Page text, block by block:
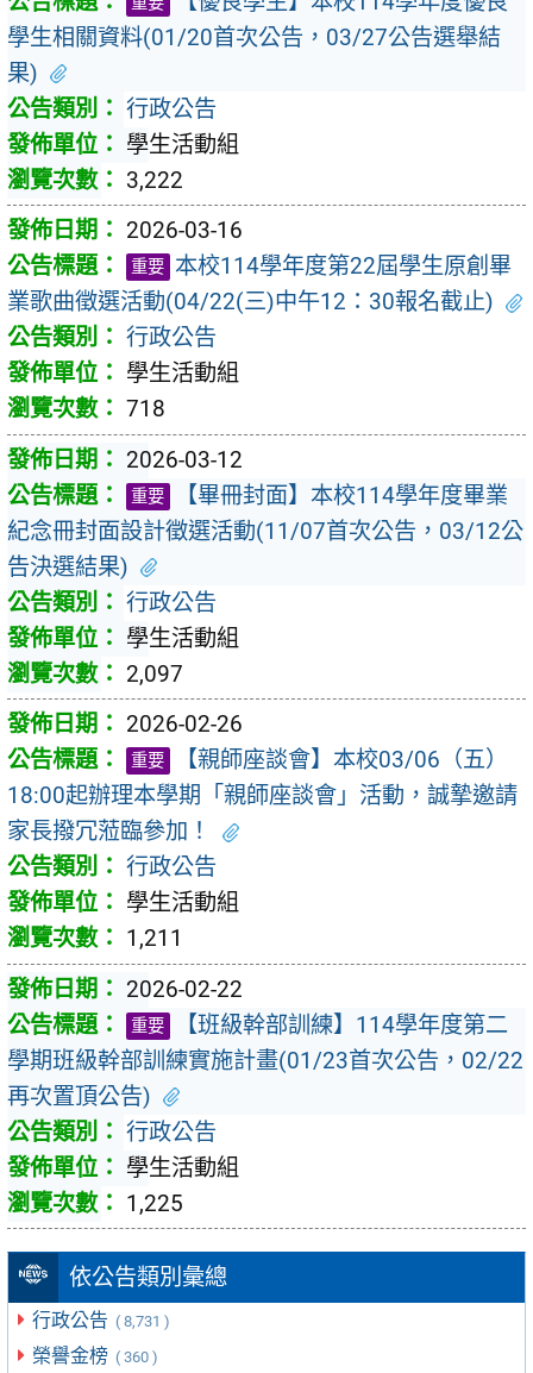
依公告類別彙總
行政公告 ( 8,731 )
榮譽金榜 ( 360 )
學生相關資料(01/20首次公告，03/27公告選舉結
果)
行政公告
學生活動組
3,222
2026-03-16
重要 本校114學年度第22屆學生原創畢
業歌曲徵選活動(04/22(三)中午12：30報名截止)
行政公告
學生活動組
718
2026-03-12
重要
【畢冊封面】本校114學年度畢業
紀念冊封面設計徵選活動(11/07首次公告，03/12公
告決選結果)
行政公告
學生活動組
2,097
2026-02-26
重要
【親師座談會】本校03/06（五）
18:00起辦理本學期「親師座談會」活動，誠摯邀請
家長撥冗蒞臨參加！
行政公告
學生活動組
1,211
2026-02-22
重要
【班級幹部訓練】114學年度第二
學期班級幹部訓練實施計畫(01/23首次公告，02/22
再次置頂公告)
行政公告
學生活動組
1,225